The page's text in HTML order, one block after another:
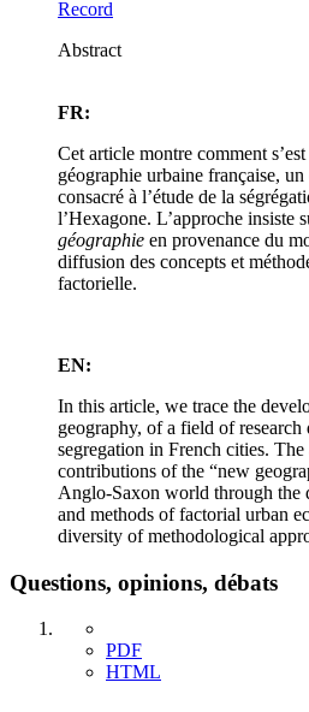
Record
Abstract
FR:
Cet article montre comment
géographie urbaine française,
consacré à l’étude de la
l’Hexagone. L’approche insiste
géographie en provenance du
diffusion des concepts et
factorielle.
EN:
In this article, we trace the
geography, of a field of
segregation in French cities. The
contributions of the “new
Anglo-Saxon world through the
and methods of factorial urban
diversity of methodological
Questions, opinions, débats
PDF
HTML